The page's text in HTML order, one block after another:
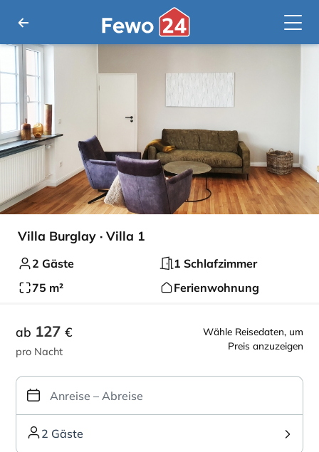
Villa Burglay · Villa 1
2 Gäste
1 Schlafzimmer
75 m²
Ferienwohnung
Wähle Reisedaten, um
Preis anzuzeigen
ab 127 €
pro Nacht
2 Gäste